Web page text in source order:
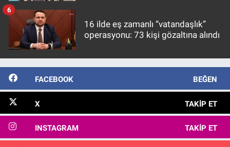
16 ilde eş zamanlı “vatandaşlık”
operasyonu: 73 kişi gözaltına alındı
6
FACEBOOK BEĞEN
X TAKIP ET
INSTAGRAM TAKIP ET